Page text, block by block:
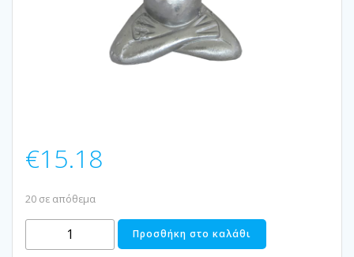
€15.18
20 σε απόθεμα
ΔΙΑΚΟΣΜΗΤΙΚΟΣ
ΒΑΤΡΑΧΟΣ
Προσθήκη στο καλάθι